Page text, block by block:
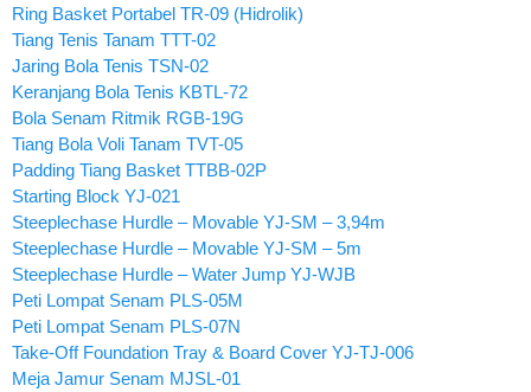
Ring Basket Portabel TR-09 (Hidrolik)
Tiang Tenis Tanam TTT-02
Jaring Bola Tenis TSN-02
Keranjang Bola Tenis KBTL-72
Bola Senam Ritmik RGB-19G
Tiang Bola Voli Tanam TVT-05
Padding Tiang Basket TTBB-02P
Starting Block YJ-021
Steeplechase Hurdle – Movable YJ-SM – 3,94m
Steeplechase Hurdle – Movable YJ-SM – 5m
Steeplechase Hurdle – Water Jump YJ-WJB
Peti Lompat Senam PLS-05M
Peti Lompat Senam PLS-07N
Take-Off Foundation Tray & Board Cover YJ-TJ-006
Meja Jamur Senam MJSL-01